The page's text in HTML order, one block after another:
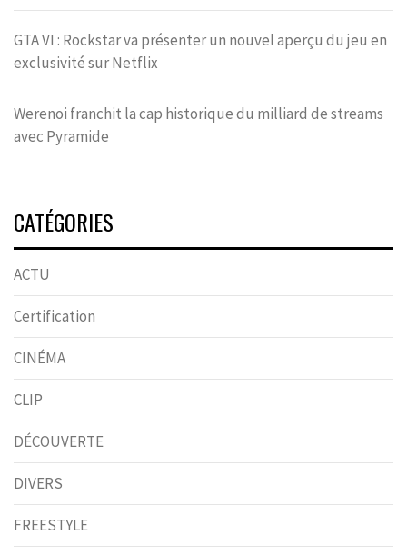
GTA VI : Rockstar va présenter un nouvel aperçu du jeu en
exclusivité sur Netflix
Werenoi franchit la cap historique du milliard de streams
avec Pyramide
CATÉGORIES
ACTU
Certification
CINÉMA
CLIP
DÉCOUVERTE
DIVERS
FREESTYLE